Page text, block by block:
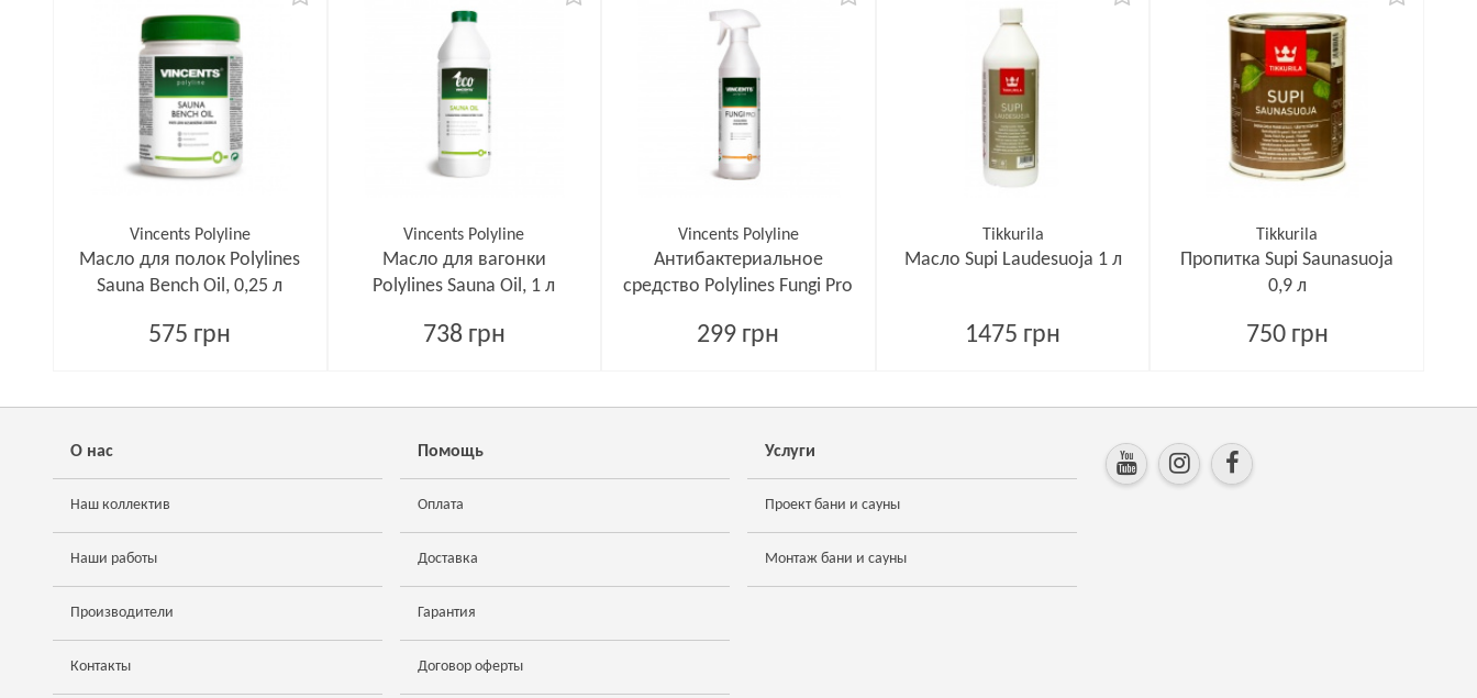
Vincents Polyline
Масло для полок Polylines
Sauna Bench Oil, 0,25 л
575 грн
Vincents Polyline
Масло для вагонки
Polylines Sauna Oil, 1 л
738 грн
Vincents Polyline
Антибактериальное
средство Polylines Fungi Pro
299 грн
Tikkurila
Масло Supi Laudesuoja 1 л
1475 грн
Tikkurila
Пропитка Supi Saunasuoja
0,9 л
750 грн
О нас
Наш коллектив
Наши работы
Производители
Контакты
Помощь
Оплата
Доставка
Гарантия
Договор оферты
Услуги
Проект бани и сауны
Монтаж бани и сауны